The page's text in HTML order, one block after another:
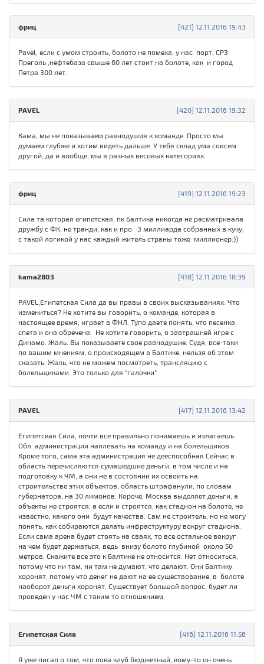
[421] 12.11.2016 19:43
фриц
Pavel, если с умом строить, болото не помеха, у нас порт, СРЗ
Преголь ,нефтебаза свыше 60 лет стоит на болоте, как и город
Петра 300 лет.
[420] 12.11.2016 19:32
PAVEL
Кама, мы не показываем равнодушия к команде. Просто мы
думаем глубже и хотим видеть дальше. У тебя склад ума совсем
другой, да и вообще, мы в разных весовых категориях.
[419] 12.11.2016 19:23
фриц
Сила та которая египетская, пк Балтика никогда не расматривала
дружбу с ФК, не транди, как и про 3 миллиарда собранных в кучу,
с такой логикой у нас каждый житель страны тоже миллионер:))
[418] 12.11.2016 18:39
kama2803
PAVEL,Египетская Сила да вы правы в своих высказываниях. Что
измениться? Не хотите вы говорить, о команде, которая в
настоящее время, играет в ФНЛ. Тупо даете понять, что песенка
спета и она обречена. Не хотите говорить, о завтрашней игре с
Динамо. Жаль. Вы показываете свое равнодушие. Судя, все-таки
по вашим мнениям, о происходящем в Балтике, нельзя об этом
сказать. Жаль, что не можем посмотреть, трансляцию с
болельщиками. Это только для "галочки"
[417] 12.11.2016 13:42
PAVEL
Египетская Сила, почти все правильно понимаешь и излагаешь.
Обл. администрации наплевать на команду и на болельщиков.
Кроме того, сама эта администрация не дееспособная.Сейчас в
область перечисляются сумашедшие деньги, в том числе и на
подготовку к ЧМ, а они не в состоянии их освоить на
строительстве этих объектов, область штрафанули, по словам
губернатора, на 30 лимонов. Короче, Москва выделяет деньги, а
объекты не строятся, а если и строятся, как стадион на болоте, не
известно, какого они будут качества. Сам не строитель, но не могу
понять, как собираются делать инфраструктуру вокруг стадиона.
Если сама арена будет стоять на сваях, то все остальное вокруг
на чем будет держаться, ведь внизу болото глубиной около 50
метров. Скажите все это к Балтике не относится. Нет относиться,
потому что ни там, ни там не думают, что делают. Они Балтику
хоронят, потому что денег не дают на ее существование, в болоте
наоборот деньги хоронят. Существует большой вопрос, будет ли
проведен у нас ЧМ с таким то отношением.
[416] 12.11.2016 11:56
Египетская Сила
Я уже писал о том, что пока клуб бюджетный, кому-то он очень